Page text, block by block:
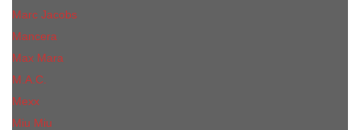
Marc Jacobs
Mancera
Max Mara
M.А.C.
Mexx
Miu Miu